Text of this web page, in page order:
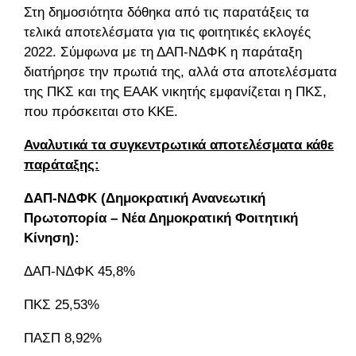
Στη δημοσιότητα δόθηκα από τις παρατάξεις τα
τελικά αποτελέσματα για τις φοιτητικές εκλογές
2022. Σύμφωνα με τη ΔΑΠ-ΝΔΦΚ η παράταξη
διατήρησε την πρωτιά της, αλλά στα αποτελέσματα
της ΠΚΣ και της ΕΑΑΚ νικητής εμφανίζεται η ΠΚΣ,
που πρόσκειται στο ΚΚΕ.
Αναλυτικά τα συγκεντρωτικά αποτελέσματα κάθε
παράταξης:
ΔΑΠ-ΝΔΦΚ (Δημοκρατική Ανανεωτική
Πρωτοπορία – Νέα Δημοκρατική Φοιτητική
Κίνηση):
ΔΑΠ-ΝΔΦΚ 45,8%
ΠΚΣ 25,53%
ΠΑΣΠ 8,92%